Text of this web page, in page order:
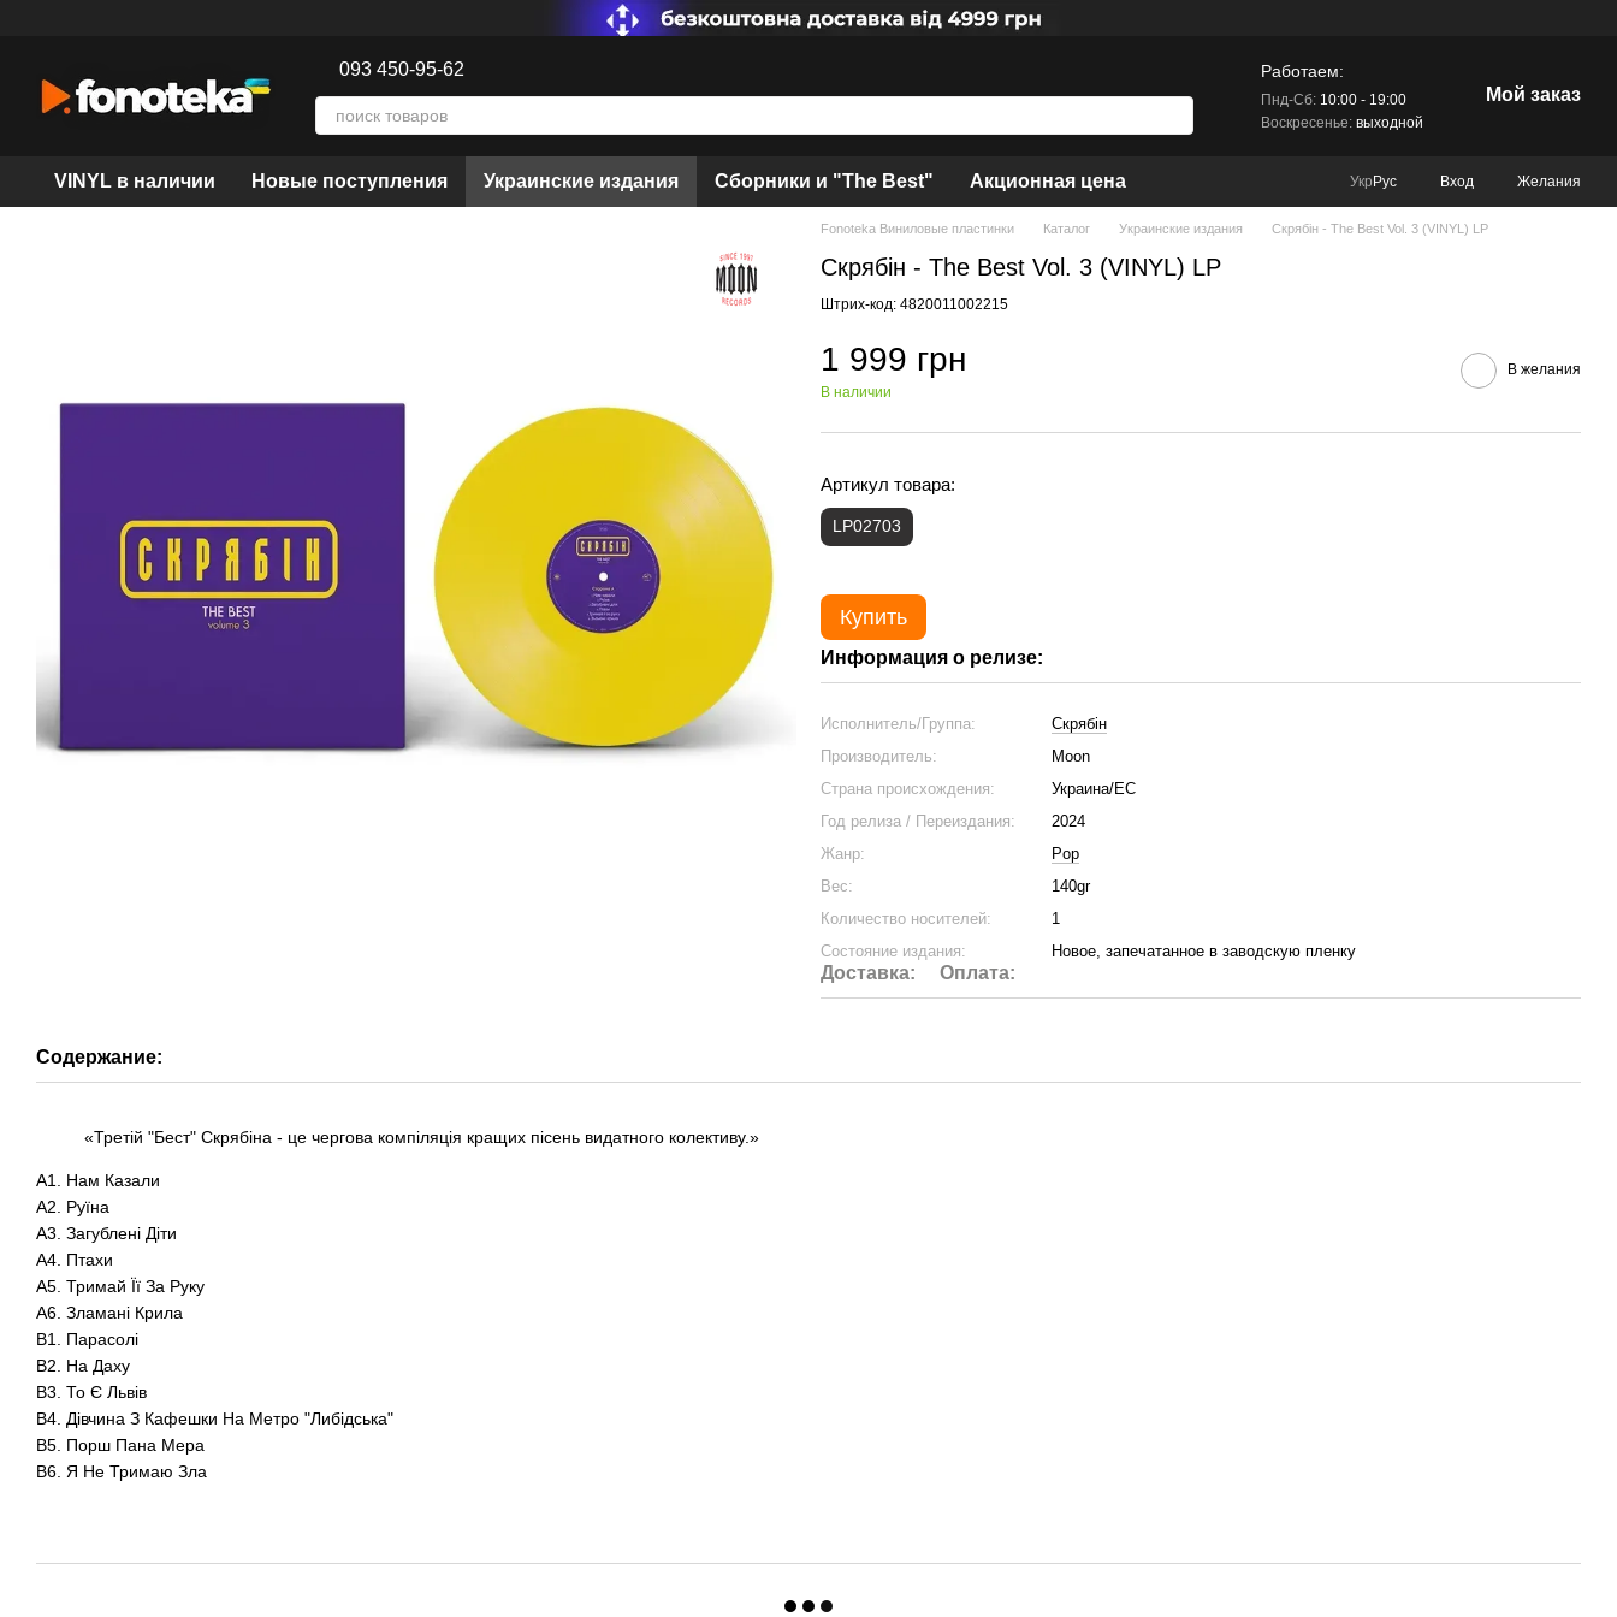
093 450-95-62 Работаем:
Пнд-Сб:10:00 - 19:00
Воскресенье:выходной
Мой заказ
VINYL в наличии Новые поступления Украинские издания Сборники и "The Best" Акционная цена Укр Рус Вход Желания
Fonoteka Виниловые пластинки Каталог Украинские издания Скрябін - The Best Vol. 3 (VINYL) LP
Скрябін - The Best Vol. 3 (VINYL) LP
Штрих-код: 4820011002215
1 999 грн
В наличии
В желания
Артикул товара:
LP02703
Купить
Информация о релизе:
Исполнитель/Группа:
Скрябін
Производитель:
Moon
Страна происхождения:
Украина/ЕС
Год релиза / Переиздания:
2024
Жанр:
Pop
Вес:
140gr
Количество носителей:
1
Состояние издания:
Новое, запечатанное в заводскую пленку
Доставка: Оплата:
Содержание:
«Третій "Бест" Скрябіна - це чергова компіляція кращих пісень видатного колективу.»
A1. Нам Казали
А2. Руїна
А3. Загублені Діти
А4. Птахи
А5. Тримай Її За Руку
А6. Зламані Крила
B1. Парасолі
B2. На Даху
B3. То Є Львів
B4. Дівчина З Кафешки На Метро "Либідська"
B5. Порш Пана Мера
B6. Я Не Тримаю Зла